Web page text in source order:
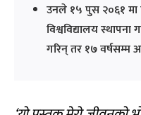
उनले १५ पुस २०६१ मा
विश्वविद्यालय स्थापना
गरिन् तर १७ वर्षसम्म